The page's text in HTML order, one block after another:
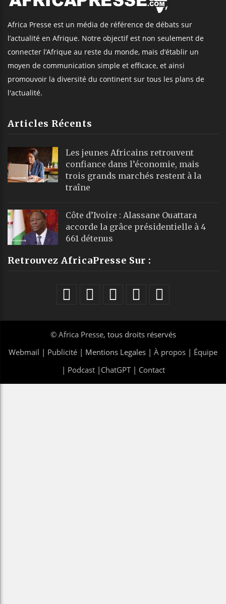
Africa Presse est un média de référence de débats sur
l’actualité en Afrique. Notre objectif est non seulement de
connecter l’Afrique au reste du monde, mais d’établir un
moyen de communication simple et efficace, et ainsi
promouvoir la diversité du continent sur tous les plans de
l'actualité.
Articles Récents
Les jeunes Africains retrouvent
confiance dans l’économie, mais
trois grands marchés restent à la
traîne
Côte d’Ivoire : Alassane Ouattara
accorde la grâce présidentielle à 4
661 détenus
Retrouvez AfricaPresse Sur :
© Africa Presse, tous droits réservés
Webmail | Publicité | Mentions Legales | À propos | Équipe
| Podcast| ChatGPT| Contact